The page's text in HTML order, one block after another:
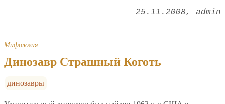
25.11.2008 admin
Мифология
Динозавр Страшный Коготь
динозавры